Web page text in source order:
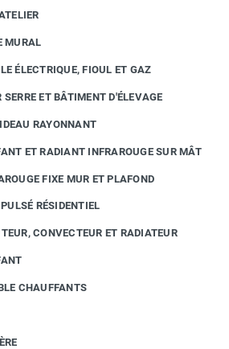
MURAL
ÉLECTRIQUE, FIOUL ET GAZ
SERRE ET BÂTIMENT D'ÉLEVAGE
RAYONNANT
ET RADIANT INFRAROUGE SUR MÂT
FIXE MUR ET PLAFOND
RÉSIDENTIEL
CONVECTEUR ET RADIATEUR
CHAUFFANTS